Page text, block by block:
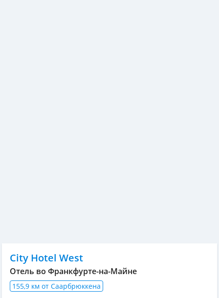
City Hotel West
Отель во Франкфурте-на-Майне
155,9 км от Саарбрюккена